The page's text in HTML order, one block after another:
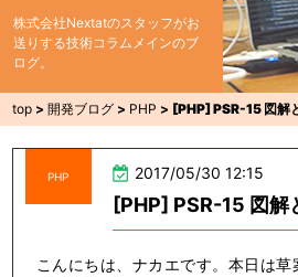
株式会社Nextatのスタッフがお
送りする技術コラムメインのブ
ログ。
top >開発ブログ > PHP > [PHP] PSR-15 図解
PHP 2017/05/30 12:15
[PHP] PSR-15 図解
こんにちは、ナカエです。本日は